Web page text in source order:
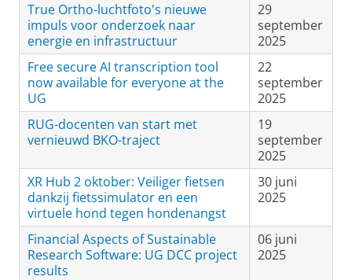
True Ortho-luchtfoto's nieuwe
impuls voor onderzoek naar
energie en infrastructuur
29
september
2025
Free secure AI transcription tool
now available for everyone at the
UG
22
september
2025
RUG-docenten van start met
vernieuwd BKO-traject
19
september
2025
XR Hub 2 oktober: Veiliger fietsen
dankzij fietssimulator en een
virtuele hond tegen hondenangst
30 juni
2025
Financial Aspects of Sustainable
Research Software: UG DCC project
results
06 juni
2025